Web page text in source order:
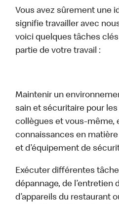
Vous avez sûrement une
signifie travailler avec
voici quelques tâches
partie de votre travail :
Maintenir un
sain et sécuritaire pour
collègues et vous-même,
connaissances en
et d’équipement de
Exécuter différentes
dépannage, de l’entretien
d’appareils du restaurant